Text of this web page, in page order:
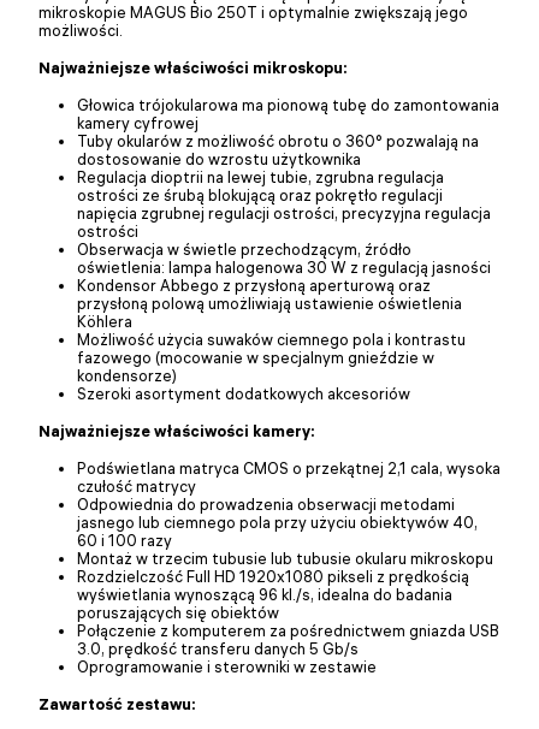
mikroskopie MAGUS Bio 250T i optymalnie zwiększają jego
możliwości.
Najważniejsze właściwości mikroskopu:
Głowica trójokularowa ma pionową tubę do zamontowania
kamery cyfrowej
Tuby okularów z możliwość obrotu o 360° pozwalają na
dostosowanie do wzrostu użytkownika
Regulacja dioptrii na lewej tubie, zgrubna regulacja
ostrości ze śrubą blokującą oraz pokrętło regulacji
napięcia zgrubnej regulacji ostrości, precyzyjna regulacja
ostrości
Obserwacja w świetle przechodzącym, źródło
oświetlenia: lampa halogenowa 30 W z regulacją jasności
Kondensor Abbego z przysłoną aperturową oraz
przysłoną polową umożliwiają ustawienie oświetlenia
Köhlera
Możliwość użycia suwaków ciemnego pola i kontrastu
fazowego (mocowanie w specjalnym gnieździe w
kondensorze)
Szeroki asortyment dodatkowych akcesoriów
Najważniejsze właściwości kamery:
Podświetlana matryca CMOS o przekątnej 2,1 cala, wysoka
czułość matrycy
Odpowiednia do prowadzenia obserwacji metodami
jasnego lub ciemnego pola przy użyciu obiektywów 40,
60 i 100 razy
Montaż w trzecim tubusie lub tubusie okularu mikroskopu
Rozdzielczość Full HD 1920x1080 pikseli z prędkością
wyświetlania wynoszącą 96 kl./s, idealna do badania
poruszających się obiektów
Połączenie z komputerem za pośrednictwem gniazda USB
3.0, prędkość transferu danych 5 Gb/s
Oprogramowanie i sterowniki w zestawie
Zawartość zestawu: